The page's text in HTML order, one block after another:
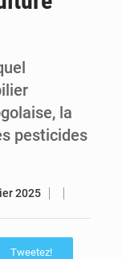
la
pesticides
2025
Tweetez!